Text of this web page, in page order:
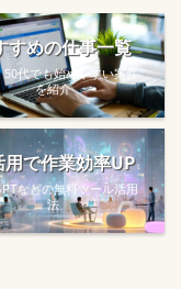
ップする
【完全ガ
すめの仕事一覧
50代でも始めやすい案件
を紹介
用で作業効率UP
などの無料ツール活用
法